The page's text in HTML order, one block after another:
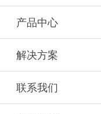
产品中心
解决方案
联系我们